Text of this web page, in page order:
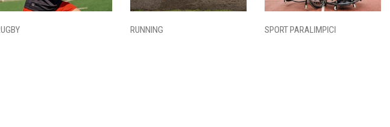
RUNNING SPORT PARALIMPICI